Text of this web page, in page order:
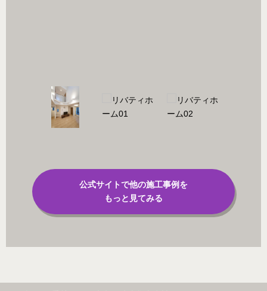
公式サイトで他の施工事例を
もっと見てみる